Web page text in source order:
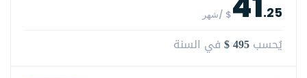
.25 $ /شهر
يُحسب $ 495 في السنة